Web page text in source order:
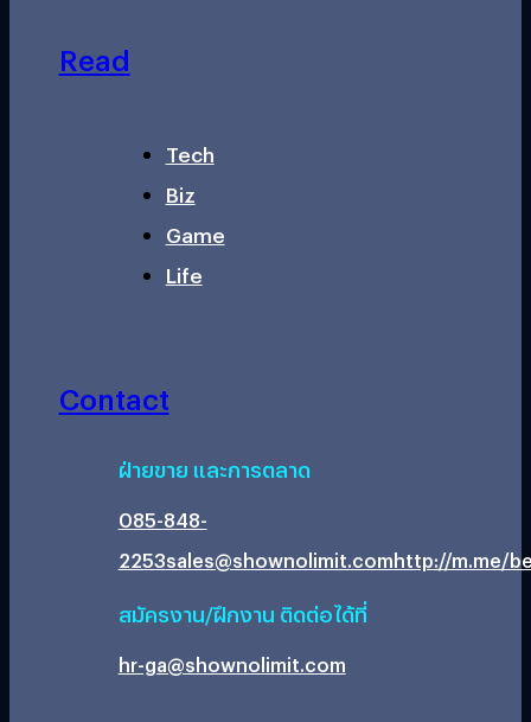
Read
Tech
Biz
Game
Life
Contact
ฝ่ายขาย และการตลาด
085-848-
2253sales@shownolimit.comhttp://m.me/
สมัครงาน/ฝึกงาน ติดต่อได้ที่
hr-ga@shownolimit.com